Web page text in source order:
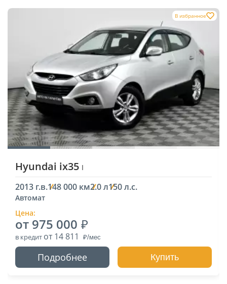
В избранное
Hyundai ix35 I
2013 г.в.148 000 км2.0 л150 л.с.
Автомат
Цена:
от 975 000
в кредит от 14 811
Подробнее Купить